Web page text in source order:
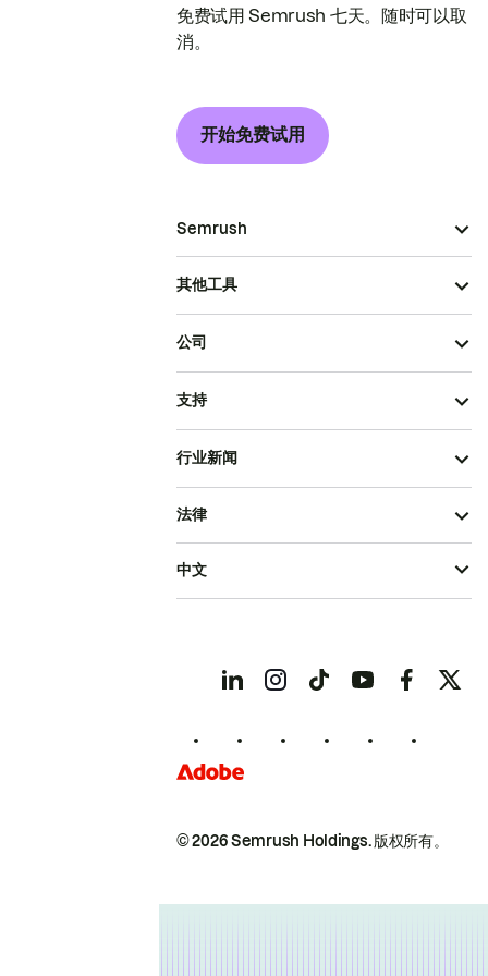
免费试用 Semrush 七天。随时可以取
消。
开始免费试用
Semrush
其他工具
公司
支持
行业新闻
© 2026 Semrush Holdings.版权所有。
法律
中文